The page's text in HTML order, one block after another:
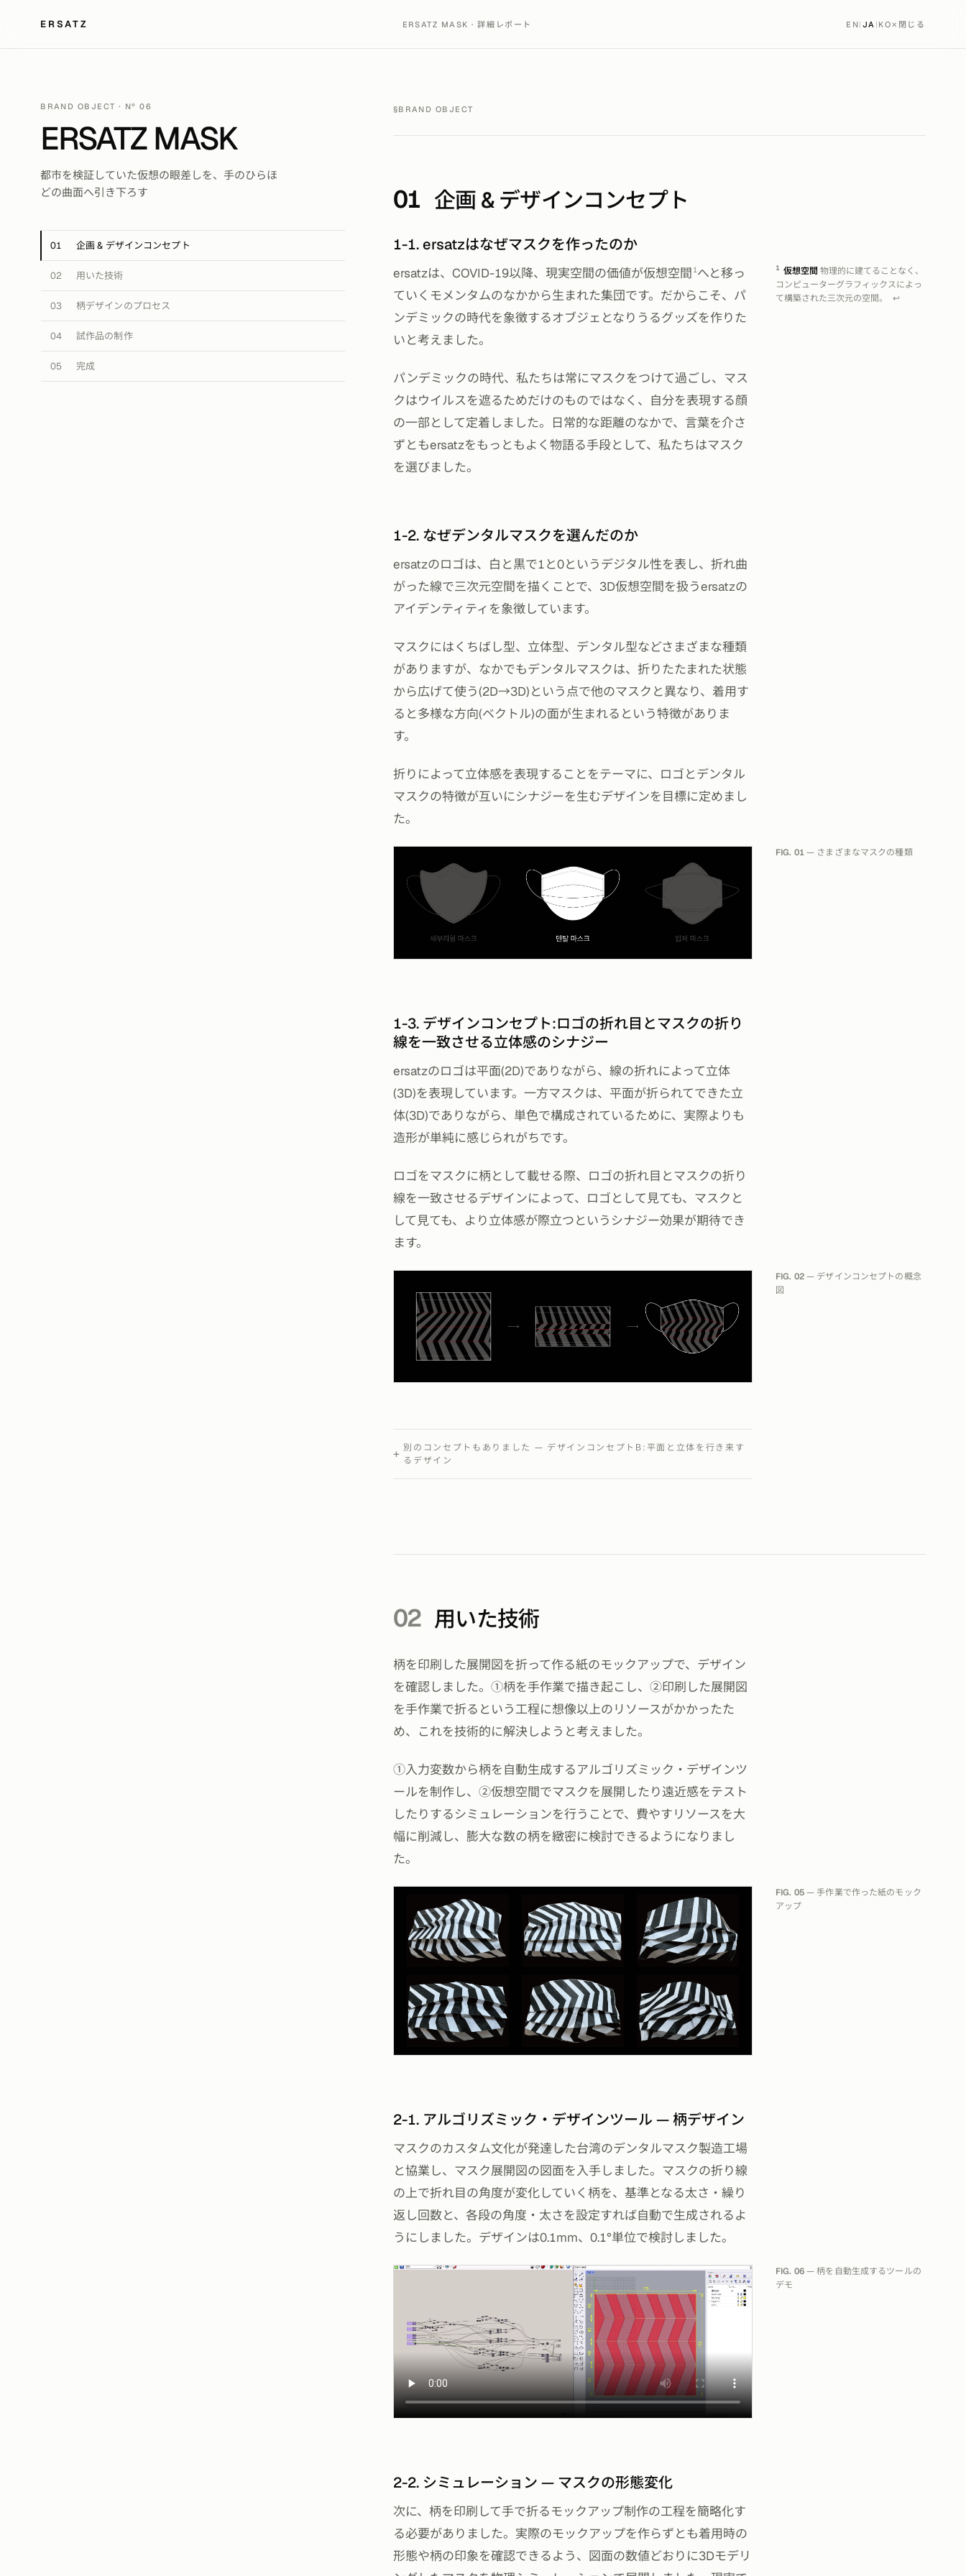
ERSATZ ERSATZ MASK · 詳細レポート EN| JA | KO✕ 閉じる
BRAND OBJECT · Nº 06
ERSATZ MASK
都市を検証していた仮想の眼差しを、手のひらほ
どの曲面へ引き下ろす
01 企画 & デザインコンセプト
02 用いた技術
03 柄デザインのプロセス
04 試作品の制作
05 完成
§BRAND OBJECT
01 企画 & デザインコンセプト
1-1. ersatzはなぜマスクを作ったのか
ersatzは、COVID-19以降、現実空間の価値が仮想空間 1へと移っ
ていくモメンタムのなかから生まれた集団です。だからこそ、パ
ンデミックの時代を象徴するオブジェとなりうるグッズを作りた
いと考えました。
1 仮想空間 物理的に建てることなく、
コンピューターグラフィックスによっ
て構築された三次元の空間。
↩
パンデミックの時代、私たちは常にマスクをつけて過ごし、マス
クはウイルスを遮るためだけのものではなく、自分を表現する顔
の一部として定着しました。日常的な距離のなかで、言葉を介さ
ずともersatzをもっともよく物語る手段として、私たちはマスク
を選びました。
1-2. なぜデンタルマスクを選んだのか
ersatzのロゴは、白と黒で1と0というデジタル性を表し、折れ曲
がった線で三次元空間を描くことで、3D仮想空間を扱うersatzの
アイデンティティを象徴しています。
マスクにはくちばし型、立体型、デンタル型などさまざまな種類
がありますが、なかでもデンタルマスクは、折りたたまれた状態
から広げて使う(2D→3D)という点で他のマスクと異なり、着用す
ると多様な方向(ベクトル)の面が生まれるという特徴がありま
す。
折りによって立体感を表現することをテーマに、ロゴとデンタル
マスクの特徴が互いにシナジーを生むデザインを目標に定めまし
た。
FIG. 01— さまざまなマスクの種類
1-3. デザインコンセプト:ロゴの折れ目とマスクの折り
線を一致させる立体感のシナジー
ersatzのロゴは平面(2D)でありながら、線の折れによって立体
(3D)を表現しています。一方マスクは、平面が折られてできた立
体(3D)でありながら、単色で構成されているために、実際よりも
造形が単純に感じられがちです。
ロゴをマスクに柄として載せる際、ロゴの折れ目とマスクの折り
線を一致させるデザインによって、ロゴとして見ても、マスクと
して見ても、より立体感が際立つというシナジー効果が期待でき
ます。
FIG. 02— デザインコンセプトの概念
図
別のコンセプトもありました — デザインコンセプトΒ:平面と立体を行き来す
るデザイン
02 用いた技術
柄を印刷した展開図を折って作る紙のモックアップで、デザイン
を確認しました。①柄を手作業で描き起こし、②印刷した展開図
を手作業で折るという工程に想像以上のリソースがかかったた
め、これを技術的に解決しようと考えました。
①入力変数から柄を自動生成するアルゴリズミック・デザインツ
ールを制作し、②仮想空間でマスクを展開したり遠近感をテスト
したりするシミュレーションを行うことで、費やすリソースを大
幅に削減し、膨大な数の柄を緻密に検討できるようになりまし
た。
FIG. 05— 手作業で作った紙のモック
アップ
2-1. アルゴリズミック・デザインツール — 柄デザイン
マスクのカスタム文化が発達した台湾のデンタルマスク製造工場
と協業し、マスク展開図の図面を入手しました。マスクの折り線
の上で折れ目の角度が変化していく柄を、基準となる太さ・繰り
返し回数と、各段の角度・太さを設定すれば自動で生成されるよ
うにしました。デザインは0.1mm、0.1°単位で検討しました。
FIG. 06— 柄を自動生成するツールの
デモ
2-2. シミュレーション — マスクの形態変化
次に、柄を印刷して手で折るモックアップ制作の工程を簡略化す
る必要がありました。実際のモックアップを作らずとも着用時の
形態や柄の印象を確認できるよう、図面の数値どおりに3Dモデリ